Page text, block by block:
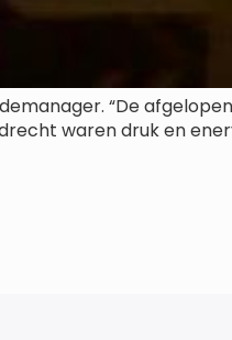
“De
waren druk en